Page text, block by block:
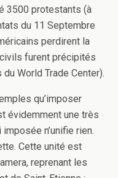
3500 protestants (à
du 11 Septembre
perdirent la
furent précipités
World Trade Center).
qu’imposer
évidemment une très
n’unifie rien.
Cette unité est
reprenant les